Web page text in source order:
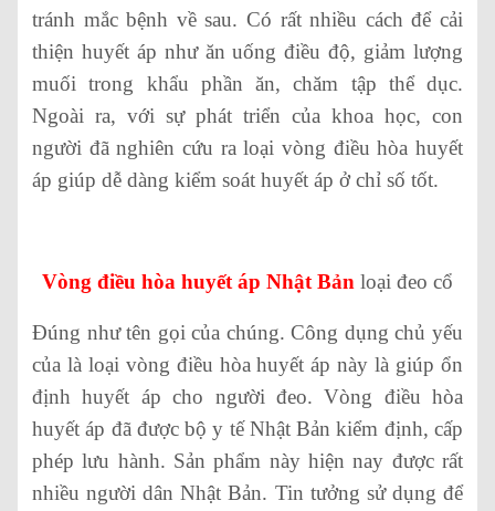
tránh mắc bệnh về sau. Có rất nhiều cách để cải
thiện huyết áp như ăn uống điều độ, giảm lượng
muối trong khẩu phần ăn, chăm tập thể dục.
Ngoài ra, với sự phát triển của khoa học, con
người đã nghiên cứu ra loại vòng điều hòa huyết
áp giúp dễ dàng kiểm soát huyết áp ở chỉ số tốt.
Vòng điều hòa huyết áp Nhật Bản loại đeo cổ
Đúng như tên gọi của chúng. Công dụng chủ yếu
của là loại vòng điều hòa huyết áp này là giúp ổn
định huyết áp cho người đeo. Vòng điều hòa
huyết áp đã được bộ y tế Nhật Bản kiểm định, cấp
phép lưu hành. Sản phẩm này hiện nay được rất
nhiều người dân Nhật Bản. Tin tưởng sử dụng để